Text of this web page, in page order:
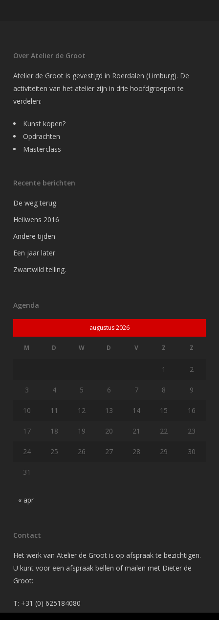
Over Atelier de Groot
Atelier de Groot is gevestigd in Roerdalen (Limburg). De
activiteiten van het atelier zijn in drie hoofdgroepen te
verdelen:
Kunst kopen?
Opdrachten
Masterclass
Recente berichten
De weg terug.
Heilwens 2016
Andere tijden
Een jaar later
Zwartwild telling.
Agenda
augustus 2026
M D W D V Z Z
1 2
3 4 5 6 7 8 9
10 11 12 13 14 15 16
17 18 19 20 21 22 23
24 25 26 27 28 29 30
31
« apr
Contact
Het werk van Atelier de Groot is op afspraak te bezichtigen.
U kunt voor een afspraak bellen of mailen met Dieter de
Groot:
T: +31 (0) 625184080